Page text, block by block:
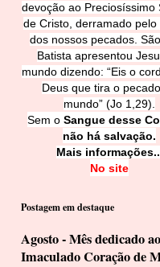
devoção ao Preciosíssimo
de Cristo, derramado pelo
dos nossos pecados.
Batista apresentou
mundo dizendo: “Eis o
Deus que tira o
mundo” (Jo 1,29).
Sem o Sangue desse
não há salvação.
Mais
No site
Postagem em destaque
Agosto - Mês dedicado ao
Imaculado Coração de